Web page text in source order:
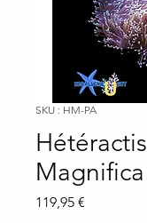
SKU : HM-PA
Hétéractis
Magnifica
119,95 €